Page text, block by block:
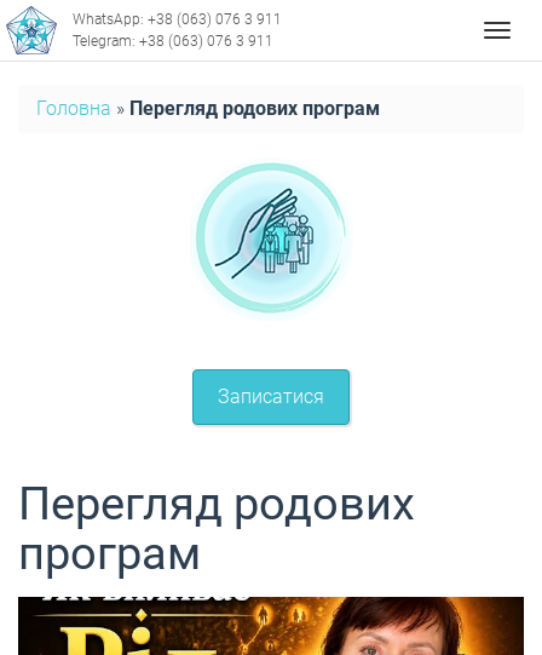
WhatsApp: +38 (063) 076 3 911
Telegram: +38 (063) 076 3 911
Головна » Перегляд родових програм
Записатися
Перегляд родових
програм